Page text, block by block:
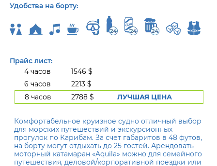
Удобства на борту:
Прайс лист:
4 часов
1546 $
6 часов
2213 $
8 часов
2788 $ ЛУЧШАЯ ЦЕНА
Комфортабельное круизное судно отличный выбор
для морских путешествий и экскурсионных
прогулок по Карибам. За счет габаритов в 48 футов,
на борту могут отдыхать до 25 гостей. Арендовать
моторный катамаран «Aquila» можно для семейного
путешествия, деловой/корпоративной поездки или